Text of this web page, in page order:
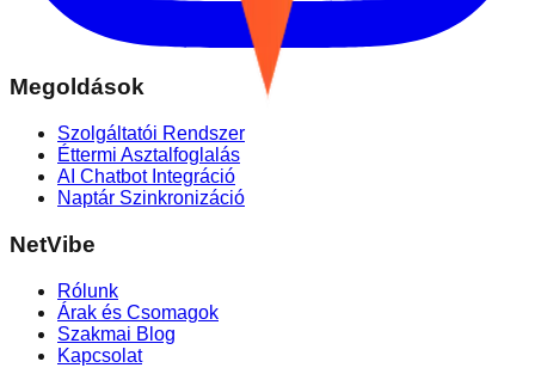
Megoldások
Szolgáltatói Rendszer
Éttermi Asztalfoglalás
AI Chatbot Integráció
Naptár Szinkronizáció
NetVibe
Rólunk
Árak és Csomagok
Szakmai Blog
Kapcsolat